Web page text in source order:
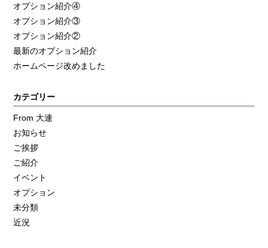
オプション紹介④
オプション紹介③
オプション紹介②
最新のオプション紹介
ホームページ改めました
カテゴリー
From 大連
お知らせ
ご挨拶
ご紹介
イベント
オプション
未分類
近況